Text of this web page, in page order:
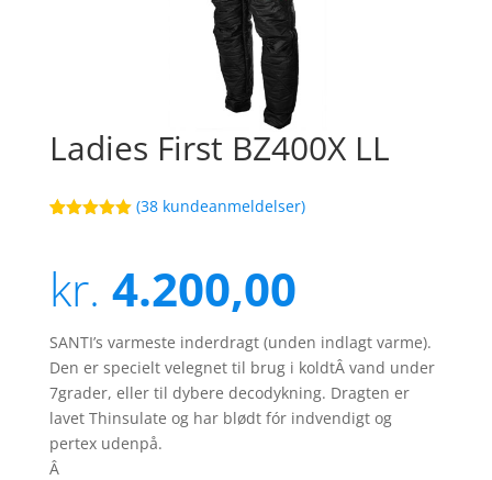
Ladies First BZ400X LL
baseret på
kundebedøm
melser
(38 kundeanmeldelser)
kr. 4.200,00
SANTI’s varmeste inderdragt (unden indlagt varme).
Den er specielt velegnet til brug i koldtÂ vand under
7grader, eller til dybere decodykning. Dragten er
lavet Thinsulate og har blødt fór indvendigt og
pertex udenpå.
Â